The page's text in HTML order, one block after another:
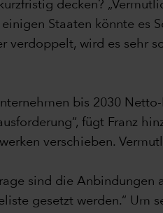
decken?
Staaten könnte
verdoppelt, wird es sehr
bis 2030
fügt Franz
verschieben.
sind die Anbindungen
gesetzt werden.“ Um